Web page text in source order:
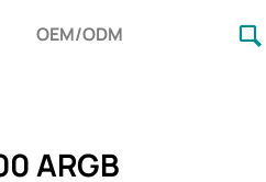
OEM/ODM
ARGB